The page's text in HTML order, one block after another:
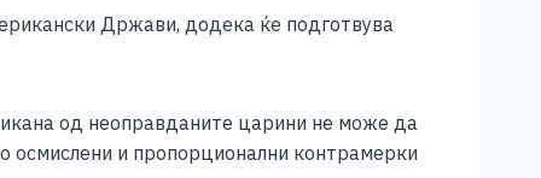
Држави, додека ќе подготвува
од неоправданите царини не може да
осмислени и пропорционални контрамерки